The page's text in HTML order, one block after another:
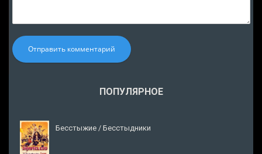
Отправить комментарий
ПОПУЛЯРНОЕ
Бесстыжие / Бесстыдники